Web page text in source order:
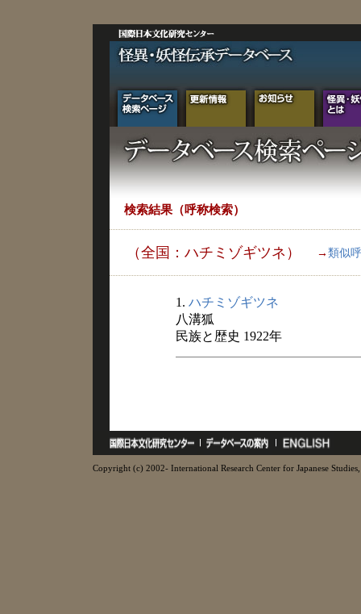
検索結果（呼称検索）
（全国：ハチミゾギツネ） → 類似
1. ハチミゾギツネ
八溝狐
民族と歴史 1922年
Copyright (c) 2002- International Research Center for Japanese